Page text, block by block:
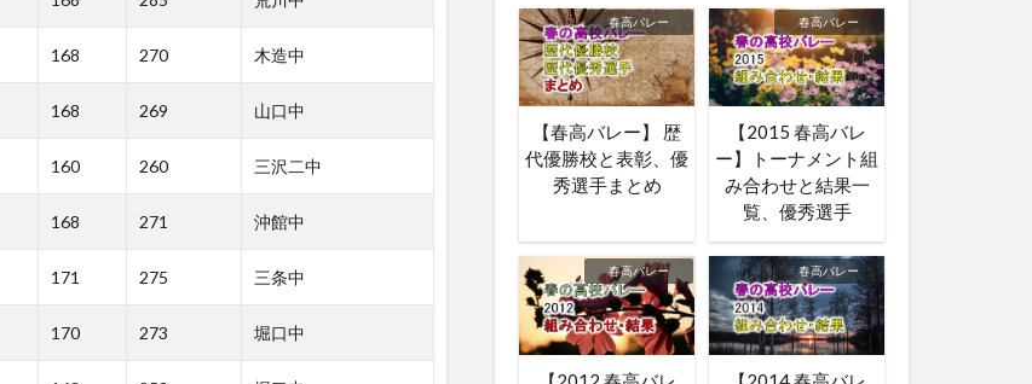
168 270 木造中
168 269 山口中
160 260 三沢二中
168 271 沖館中
171 275 三条中
170 273 堀口中
春高バレー
【春高バレー】 歴
代優勝校と表彰、優
秀選手まとめ
春高バレー
【2015 春高バレ
ー】トーナメント組
み合わせと結果一
覧、優秀選手
春高バレー 春高バレー